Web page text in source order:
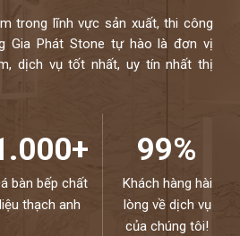
trong lĩnh vực sản xuất, thi công
Gia Phát Stone tự hào là đơn vị
dịch vụ tốt nhất, uy tín nhất thị
bàn bếp chất
liệu thạch anh
99%
Khách hàng hài
lòng về dịch vụ
của chúng tôi!